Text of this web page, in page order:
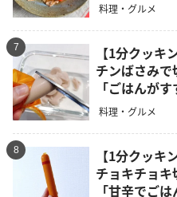
料理・グルメ
7
【1分クッキ
チンばさみ
「ごはんがす
料理・グルメ
8
【1分クッキ
チョキチョ
「甘辛でごは